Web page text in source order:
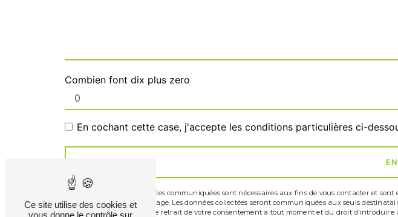
Combien font dix plus zero
En cochant cette case, j'accepte les conditions particulières ci-
** Les données personnelles communiquées sont nécessaires aux fins de vous contacter et
de répondre à votre message. Les données collectées seront communiquées aux seuls
limitation, d’opposition, de retrait de votre consentement à tout moment et du droit
Ce site utilise des cookies et
vous donne le contrôle sur